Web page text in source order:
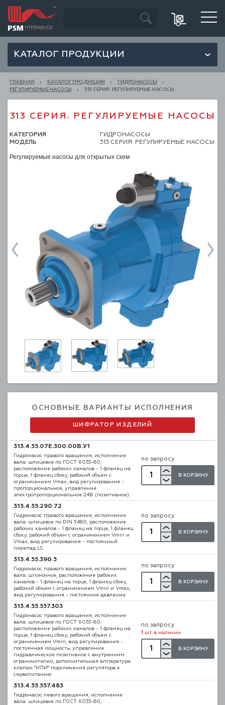
КАТАЛОГ ПРОДУКЦИИ
ГЛАВНАЯ КАТАЛОГ ПРОДУКЦИИ
ГИДРОНАСОСЫ
РЕГУЛИРУЕМЫЕ НАСОСЫ
313 СЕРИЯ. РЕГУЛИРУЕМЫЕ НАСОСЫ
313 СЕРИЯ. РЕГУЛИРУЕМЫЕ НАСОСЫ
КАТЕГОРИЯ
ГИДРОНАСОСЫ
МОДЕЛЬ
313 СЕРИЯ. РЕГУЛИРУЕМЫЕ НАСОСЫ
Регулируемые насосы для открытых схем
ОСНОВНЫЕ ВАРИАНТЫ ИСПОЛНЕНИЯ
ШИФРАТОР ИЗДЕЛИЙ
313.4.55.07E.300.00B.У1
Гидронасос правого вращения, исполнение
вала: шлицевое по ГОСТ 6033-80,
расположение рабочих каналов - 1 фланец на
торце, 1 фланец сбоку, рабочий объем с
ограничением Vmax, вид регулирования -
пропорциональное, управление
электропропорциональное 24В (позитивное)
по запросу
В КОРЗИНУ
313.4.55.290.72
Гидронасос правого вращения, исполнение
вала: шлицевое по DIN 5480, расположение
рабочих каналов - 1 фланец на торце, 1 фланец
сбоку, рабочий объем с ограничением Vmin и
Vmax, вид регулирования - постоянный
перепад LS
по запросу
В КОРЗИНУ
313.4.55.390.5
Гидронасос правого вращения, исполнение
вала: шпоночное, расположение рабочих
каналов - 1 фланец на торце, 1 фланец сбоку,
рабочий объем с ограничением Vmin и Vmax,
вид регулирования - постоянное давление
по запросу
В КОРЗИНУ
313.4.55.557.303
Гидронасос правого вращения, исполнение
вала: шлицевое по ГОСТ 6033-80,
расположение рабочих каналов - 1 фланец на
торце, 1 фланец сбоку, рабочий объем с
ограничением Vmin, вид регулирования -
постоянная мощность, управление
гидравлическое позитивное с внутренним
ограничителем, дополнительная аппаратура
клапан "ИЛИ" подключения регулятора к
сервопитанию
по запросу
1 шт. в наличии
В КОРЗИНУ
313.4.55.557.483
Гидронасос левого вращения, исполнение
вала: шлицевое по ГОСТ 6033-80,